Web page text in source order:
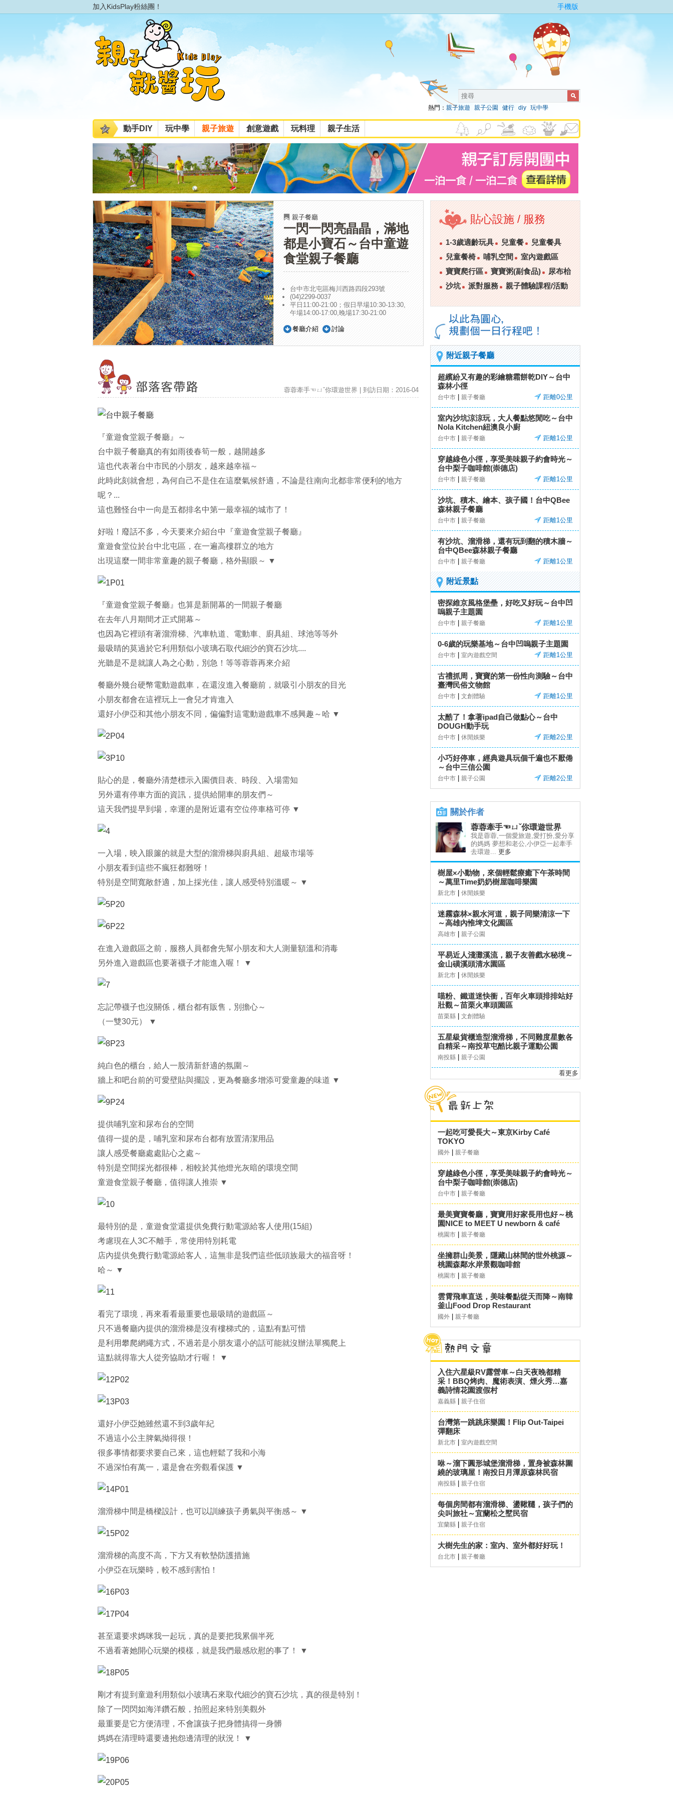
加入KidsPlay粉絲團！ 手機版
熱門： 親子旅遊 親子公園 健行 diy 玩中學
動手DIY 玩中學 親子旅遊 創意遊戲 玩料理 親子生活
親子餐廳
一閃一閃亮晶晶，滿地
都是小寶石～台中童遊
食堂親子餐廳
台中市北屯區梅川西路四段293號
(04)2299-0037
平日11:00-21:00；假日早場10:30-13:30,
午場14:00-17:00,晚場17:30-21:00
餐廳介紹 討論
蓉蓉牽手☜ㄩˇ你環遊世界 | 到訪日期：2016-04
『童遊食堂親子餐廳』～
台中親子餐廳真的有如雨後春筍一般，越開越多
這也代表著台中市民的小朋友，越來越幸福～
此時此刻就會想，為何自己不是住在這麼氣候舒適，不論是往南向北都非常便利的地方
呢？...
這也難怪台中一向是五都排名中第一最幸福的城市了！
好啦！廢話不多，今天要來介紹台中『童遊食堂親子餐廳』
童遊食堂位於台中北屯區，在一遍高樓群立的地方
出現這麼一間非常童趣的親子餐廳，格外顯眼～ ▼
『童遊食堂親子餐廳』也算是新開幕的一間親子餐廳
在去年八月期間才正式開幕～
也因為它裡頭有著溜滑梯、汽車軌道、電動車、廚具組、球池等等外
最吸睛的莫過於它利用類似小玻璃石取代細沙的寶石沙坑....
光聽是不是就讓人為之心動，別急！等等蓉蓉再來介紹
餐廳外幾台硬幣電動遊戲車，在還沒進入餐廳前，就吸引小朋友的目光
小朋友都會在這裡玩上一會兒才肯進入
還好小伊亞和其他小朋友不同，偏偏對這電動遊戲車不感興趣～哈 ▼
貼心的是，餐廳外清楚標示入園價目表、時段、入場需知
另外還有停車方面的資訊，提供給開車的朋友們～
這天我們提早到場，幸運的是附近還有空位停車格可停 ▼
一入場，映入眼簾的就是大型的溜滑梯與廚具組、超級市場等
小朋友看到這些不瘋狂都難呀！
特別是空間寬敞舒適，加上採光佳，讓人感受特別溫暖～ ▼
在進入遊戲區之前，服務人員都會先幫小朋友和大人測量額溫和消毒
另外進入遊戲區也要著襪子才能進入喔！ ▼
忘記帶襪子也沒關係，櫃台都有販售，別擔心～
（一雙30元） ▼
純白色的櫃台，給人一股清新舒適的氛圍～
牆上和吧台前的可愛壁貼與擺設，更為餐廳多增添可愛童趣的味道 ▼
提供哺乳室和尿布台的空間
值得一提的是，哺乳室和尿布台都有放置清潔用品
讓人感受餐廳處處貼心之處～
特別是空間採光都很棒，相較於其他燈光灰暗的環境空間
童遊食堂親子餐廳，值得讓人推崇 ▼
最特別的是，童遊食堂還提供免費行動電源給客人使用(15組)
考慮現在人3C不離手，常使用特別耗電
店內提供免費行動電源給客人，這無非是我們這些低頭族最大的福音呀！
哈～ ▼
看完了環境，再來看看最重要也最吸睛的遊戲區～
只不過餐廳內提供的溜滑梯是沒有樓梯式的，這點有點可惜
是利用攀爬網繩方式，不過若是小朋友還小的話可能就沒辦法單獨爬上
這點就得靠大人從旁協助才行喔！ ▼
還好小伊亞她雖然還不到3歲年紀
不過這小公主脾氣拗得很！
很多事情都要求要自己來，這也輕鬆了我和小海
不過深怕有萬一，還是會在旁觀看保護 ▼
溜滑梯中間是橋樑設計，也可以訓練孩子勇氣與平衡感～ ▼
溜滑梯的高度不高，下方又有軟墊防護措施
小伊亞在玩樂時，較不感到害怕！
甚至還要求媽咪我一起玩，真的是要把我累個半死
不過看著她開心玩樂的模樣，就是我們最感欣慰的事了！ ▼
剛才有提到童遊利用類似小玻璃石來取代細沙的寶石沙坑，真的很是特別！
除了一閃閃如海洋鑽石般，拍照起來特別美觀外
最重要是它方便清理，不會讓孩子把身體搞得一身髒
媽媽在清理時還要邊抱怨邊清理的狀況！ ▼
貼心設施 / 服務
1-3歲適齡玩具 兒童餐
兒童餐具
兒童餐椅
哺乳空間
室內遊戲區
寶寶爬行區
寶寶粥(副食品)
尿布枱
沙坑
派對服務 親子體驗課程/活動
附近親子餐廳
超繽紛又有趣的彩繪糖霜餅乾DIY～台中
森林小徑
台中市 親子餐廳 距離0公里
室內沙坑涼涼玩，大人餐點悠閒吃～台中
Nola Kitchen紐澳良小廚
台中市 親子餐廳 距離1公里
穿越綠色小徑，享受美味親子約會時光～
台中梨子咖啡館(崇德店)
台中市 親子餐廳 距離1公里
沙坑、積木、繪本、孩子國！台中QBee
森林親子餐廳
台中市 親子餐廳 距離1公里
有沙坑、溜滑梯，還有玩到翻的積木牆～
台中QBee森林親子餐廳
台中市 親子餐廳 距離1公里
附近景點
密探維京風格堡壘，好吃又好玩～台中凹
嗚親子主題園
台中市 親子餐廳 距離1公里
0-6歲的玩樂基地～台中凹嗚親子主題園
台中市 室內遊戲空間 距離1公里
古禮抓周，寶寶的第一份性向測驗～台中
臺灣民俗文物館
台中市 文創體驗 距離1公里
太酷了！拿著ipad自己做點心～台中
DOUGH動手玩
台中市 休閒娛樂 距離2公里
小巧好停車，經典遊具玩個千遍也不厭倦
～台中三信公園
台中市 親子公園 距離2公里
關於作者
蓉蓉牽手☜ㄩˇ你環遊世界
我是蓉蓉,一個愛旅遊,愛打扮,愛分享
的媽媽 夢想和老公,小伊亞一起牽手
去環遊... 更多
樹屋×小動物，來個輕鬆療癒下午茶時間
～萬里Time奶奶樹屋咖啡樂園
新北市 休閒娛樂
迷霧森林×親水河道，親子同樂清涼一下
～高雄內惟埤文化園區
高雄市 親子公園
平易近人淺灘溪流，親子友善戲水秘境～
金山磺溪頭清水園區
新北市 休閒娛樂
喵粉、鐵道迷快衝，百年火車頭排排站好
壯觀～苗栗火車頭園區
苗栗縣 文創體驗
五星級貨櫃造型溜滑梯，不同難度星數各
自精采～南投草屯酷比親子運動公園
南投縣 親子公園
看更多
一起吃可愛長大～東京Kirby Café
TOKYO
國外 親子餐廳
穿越綠色小徑，享受美味親子約會時光～
台中梨子咖啡館(崇德店)
台中市 親子餐廳
最美寶寶餐廳，寶寶用好家長用也好～桃
園NICE to MEET U newborn & café
桃園市 親子餐廳
坐擁群山美景，隱藏山林間的世外桃源～
桃園森鄰水岸景觀咖啡館
桃園市 親子餐廳
雲霄飛車直送，美味餐點從天而降～南韓
釜山Food Drop Restaurant
國外 親子餐廳
入住六星級RV露營車～白天夜晚都精
采！BBQ烤肉、魔術表演、煙火秀…嘉
義詩情花園渡假村
嘉義縣 親子住宿
台灣第一跳跳床樂園！Flip Out-Taipei
彈翻床
新北市 室內遊戲空間
咻～溜下圓形城堡溜滑梯，置身被森林圍
繞的玻璃屋！南投日月潭原森林民宿
南投縣 親子住宿
每個房間都有溜滑梯、盪鞦韆，孩子們的
尖叫旅社～宜蘭松之墅民宿
宜蘭縣 親子住宿
大樹先生的家：室內、室外都好好玩！
台北市 親子餐廳